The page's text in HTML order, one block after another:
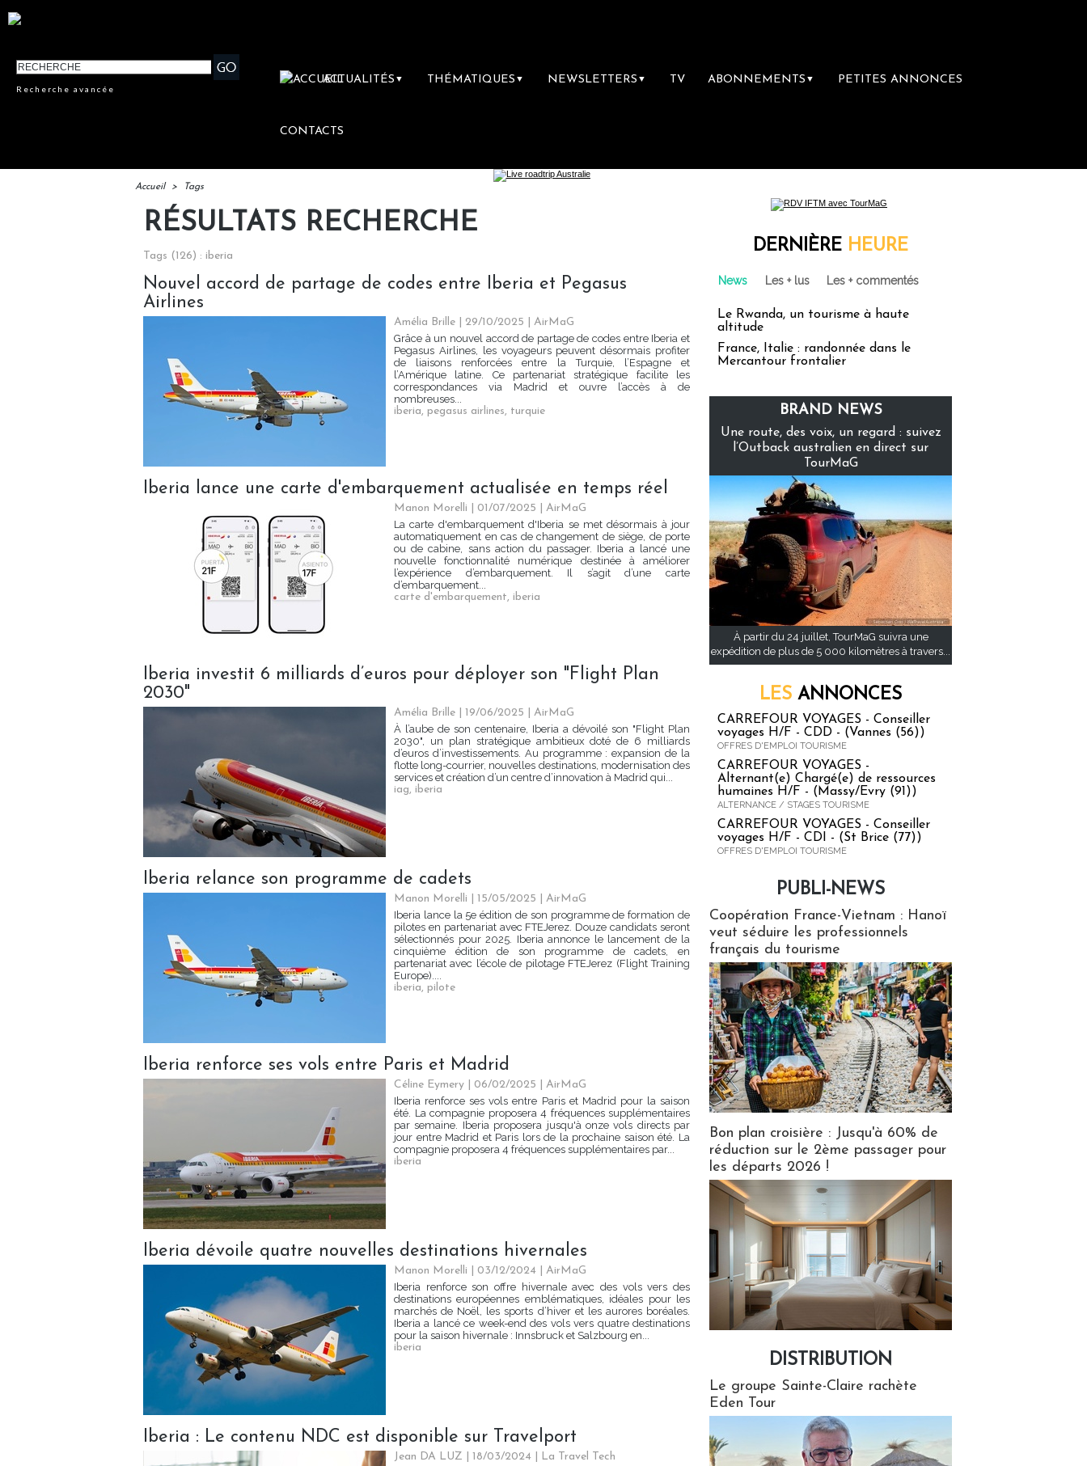
Recherche avancée
ACTUALITÉS ▼ THÉMATIQUES ▼ NEWSLETTERS ▼ TV ABONNEMENTS ▼ PETITES ANNONCES
CONTACTS
Accueil > Tags
RÉSULTATS RECHERCHE
Tags (126) : iberia
Nouvel accord de partage de codes entre Iberia et Pegasus
Airlines
Amélia Brille | 29/10/2025
AirMaG
Grâce à un nouvel accord de partage de codes entre Iberia et
Pegasus Airlines, les voyageurs peuvent désormais profiter
de liaisons renforcées entre la Turquie, l’Espagne et
l’Amérique latine. Ce partenariat stratégique facilite les
correspondances via Madrid et ouvre l’accès à de
nombreuses...
iberia, pegasus airlines, turquie
Iberia lance une carte d'embarquement actualisée en temps réel
Manon Morelli | 01/07/2025
AirMaG
La carte d'embarquement d'Iberia se met désormais à jour
automatiquement en cas de changement de siège, de porte
ou de cabine, sans action du passager. Iberia a lancé une
nouvelle fonctionnalité numérique destinée à améliorer
l’expérience d’embarquement. Il s’agit d’une carte
d’embarquement...
carte d'embarquement, iberia
Iberia investit 6 milliards d’euros pour déployer son "Flight Plan
2030"
Amélia Brille | 19/06/2025
AirMaG
À l’aube de son centenaire, Iberia a dévoilé son "Flight Plan
2030", un plan stratégique ambitieux doté de 6 milliards
d’euros d’investissements. Au programme : expansion de la
flotte long-courrier, nouvelles destinations, modernisation des
services et création d’un centre d’innovation à Madrid qui...
iag, iberia
Iberia relance son programme de cadets
Manon Morelli | 15/05/2025
AirMaG
Iberia lance la 5e édition de son programme de formation de
pilotes en partenariat avec FTEJerez. Douze candidats seront
sélectionnés pour 2025. Iberia annonce le lancement de la
cinquième édition de son programme de cadets, en
partenariat avec l’école de pilotage FTEJerez (Flight Training
Europe)....
iberia, pilote
Iberia renforce ses vols entre Paris et Madrid
Céline Eymery | 06/02/2025
AirMaG
Iberia renforce ses vols entre Paris et Madrid pour la saison
été. La compagnie proposera 4 fréquences supplémentaires
par semaine. Iberia proposera jusqu'à onze vols directs par
jour entre Madrid et Paris lors de la prochaine saison été. La
compagnie proposera 4 fréquences supplémentaires par...
iberia
Iberia dévoile quatre nouvelles destinations hivernales
Manon Morelli | 03/12/2024
AirMaG
Iberia renforce son offre hivernale avec des vols vers des
destinations européennes emblématiques, idéales pour les
marchés de Noël, les sports d’hiver et les aurores boréales.
Iberia a lancé ce week-end des vols vers quatre destinations
pour la saison hivernale : Innsbruck et Salzbourg en...
iberia
Iberia : Le contenu NDC est disponible sur Travelport
Jean DA LUZ | 18/03/2024
La Travel Tech
DERNIÈRE HEURE
News Les + lus Les + commentés
Le Rwanda, un tourisme à haute
altitude
France, Italie : randonnée dans le
Mercantour frontalier
BRAND NEWS
Une route, des voix, un regard : suivez
l’Outback australien en direct sur
TourMaG
À partir du 24 juillet, TourMaG suivra une
expédition de plus de 5 000 kilomètres à travers...
LES ANNONCES
CARREFOUR VOYAGES - Conseiller
voyages H/F - CDD - (Vannes (56))
OFFRES D'EMPLOI TOURISME
CARREFOUR VOYAGES -
Alternant(e) Chargé(e) de ressources
humaines H/F - (Massy/Evry (91))
ALTERNANCE / STAGES TOURISME
CARREFOUR VOYAGES - Conseiller
voyages H/F - CDI - (St Brice (77))
OFFRES D'EMPLOI TOURISME
PUBLI-NEWS
Coopération France-Vietnam : Hanoï
veut séduire les professionnels
français du tourisme
Bon plan croisière : Jusqu'à 60% de
réduction sur le 2ème passager pour
les départs 2026 !
DISTRIBUTION
Le groupe Sainte-Claire rachète
Eden Tour